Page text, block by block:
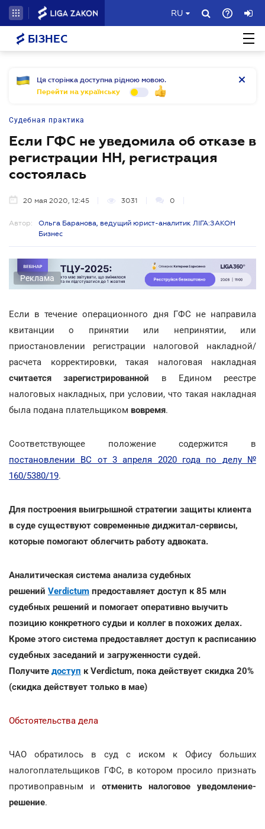
RU
БІЗНЕС
Ця сторінка доступна рідною мовою.
Перейти на українську
Судебная практика
Если ГФС не уведомила об отказе в
регистрации НН, регистрация
состоялась
20 мая 2020, 12:45 3031 0
Автор:
Ольга Баранова, ведущий юрист-аналитик ЛІГА:ЗАКОН
Бизнес
Реклама
Если в течение операционного дня ГФС не направила
квитанции о принятии или непринятии, или
приостановлении регистрации налоговой накладной/
расчета корректировки, такая налоговая накладная
считается зарегистрированной в Едином реестре
налоговых накладных, при условии, что такая накладная
была подана плательщиком вовремя.
Соответствующее положение содержится в
постановлении ВС от 3 апреля 2020 года по делу №
160/5380/19.
Для построения выигрышной стратегии защиты клиента
в суде существуют современные диджитал-сервисы,
которые помогают облегчить работу адвоката.
Аналитическая система анализа судебных
решений Verdictum предоставляет доступ к 85 млн
судебных решений и помогает оперативно выучить
позицию конкретного судьи и коллег в похожих делах.
Кроме этого система предоставляет доступ к расписанию
судебных заседаний и загруженности судей.
Получите доступ к Verdictum, пока действует скидка 20%
(скидка действует только в мае)
Обстоятельства дела
ЧАО обратилось в суд с иском к Офису больших
налогоплательщиков ГФС, в котором просило признать
противоправным и отменить налоговое уведомление-
решение.